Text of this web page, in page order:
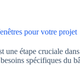
pour votre projet
une étape cruciale
spécifiques du